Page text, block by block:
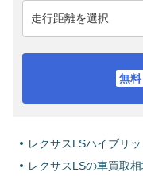
レクサスLSハイブリ
レクサスLSの車買取